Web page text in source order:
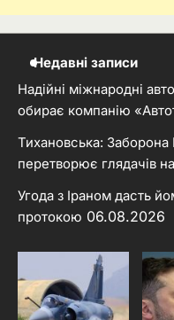
Недавні записи
Надійні міжнародні
обирає компанію
Тихановська: Заборона
перетворює глядачів
Угода з Іраном дасть
протокою 06.08.2026